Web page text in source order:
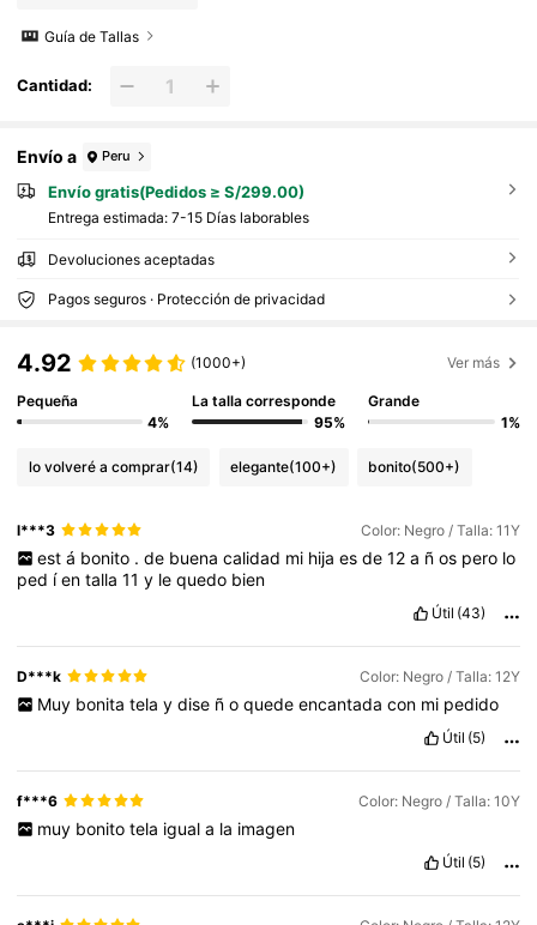
Guía de Tallas
Cantidad:
Envío a Peru
Envío gratis(Pedidos ≥ S/299.00)
Entrega estimada: 7-15 Días laborables
Devoluciones aceptadas
Pagos seguros · Protección de privacidad
4.92 (1000+) Ver más
Pequeña
4%
La talla corresponde
95%
Grande
1%
lo volveré a comprar(14) elegante(100+) bonito(500+)
l***3 Color: Negro / Talla: 11Y
est á bonito . de buena calidad mi hija es de 12 a ñ os pero lo
ped íentalla11y lequedo bien
Útil (43)
D***k Color: Negro / Talla: 12Y
Muy bonita tela y dise ñ o quede encantada con mi pedido
Útil (5)
f***6 Color: Negro / Talla: 10Y
muy bonito tela igual a la imagen
Útil (5)